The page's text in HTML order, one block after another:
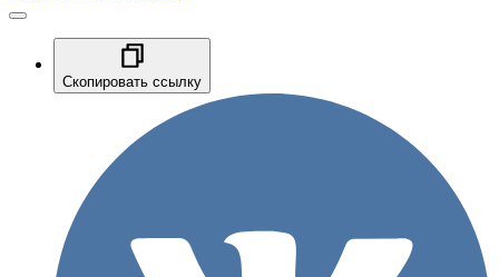
Скопировать ссылку